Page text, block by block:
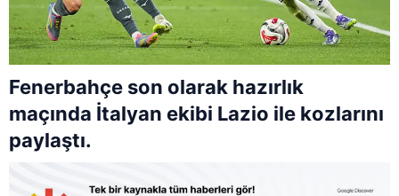
Fenerbahçe son olarak hazırlık
maçında İtalyan ekibi Lazio ile kozlarını
paylaştı.